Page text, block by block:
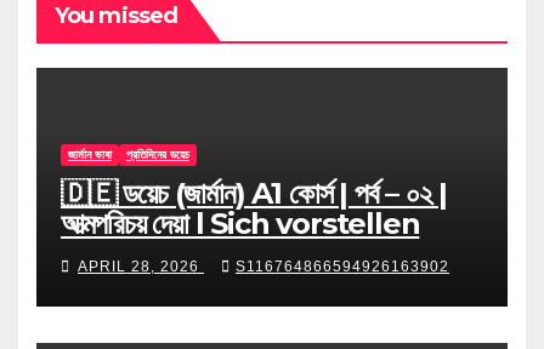
You missed
জার্মান ভাষা প্রতিদিনের ডয়েচ
🇩🇪 ডয়েচ (জার্মান) A1 কোর্স | পর্ব – ০২ |
আত্মপরিচয় দেয়া l Sich vorstellen
APRIL 28, 2026 S116764866594926163902